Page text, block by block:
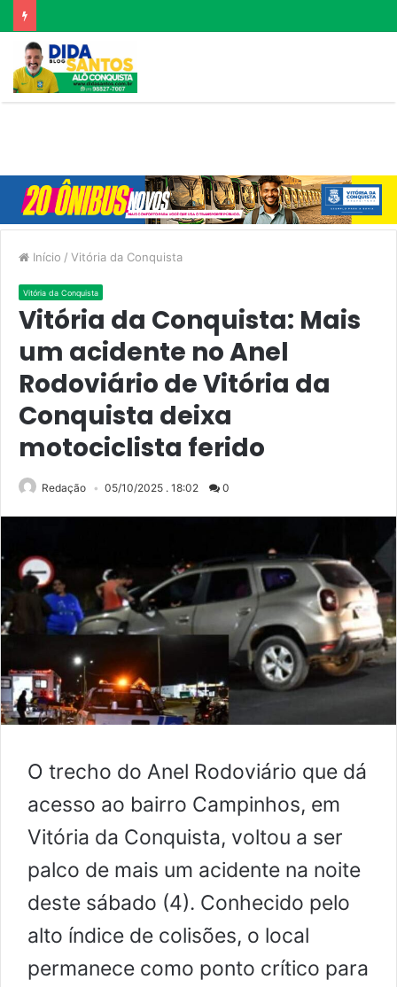
Início / Vitória da Conquista
Vitória da Conquista
Vitória da Conquista: Mais
um acidente no Anel
Rodoviário de Vitória da
Conquista deixa
motociclista ferido
Redação 05/10/2025 . 18:02 0
O trecho do Anel Rodoviário que dá
acesso ao bairro Campinhos, em
Vitória da Conquista, voltou a ser
palco de mais um acidente na noite
deste sábado (4). Conhecido pelo
alto índice de colisões, o local
permanece como ponto crítico para